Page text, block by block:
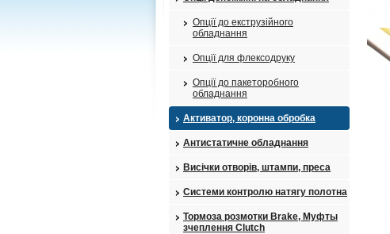
Опції до екструзійного
обладнання
Опції для флексодруку
Опції до пакеторобного
обладнання
Активатор, коронна обробка
Антистатичне обладнання
Висічки отворів, штампи, преса
Системи контролю натягу полотна
Тормоза розмотки Brake, Муфты
зчеплення Clutch